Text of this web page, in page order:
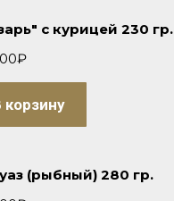
с курицей 230 гр.
₽
корзину
(рыбный) 280 гр.